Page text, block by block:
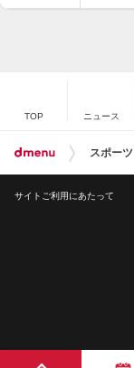
TOP ニュース
スポーツ
サイトご利用にあたって